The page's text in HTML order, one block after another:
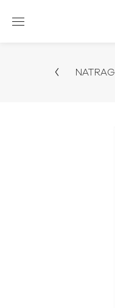
NATRAG